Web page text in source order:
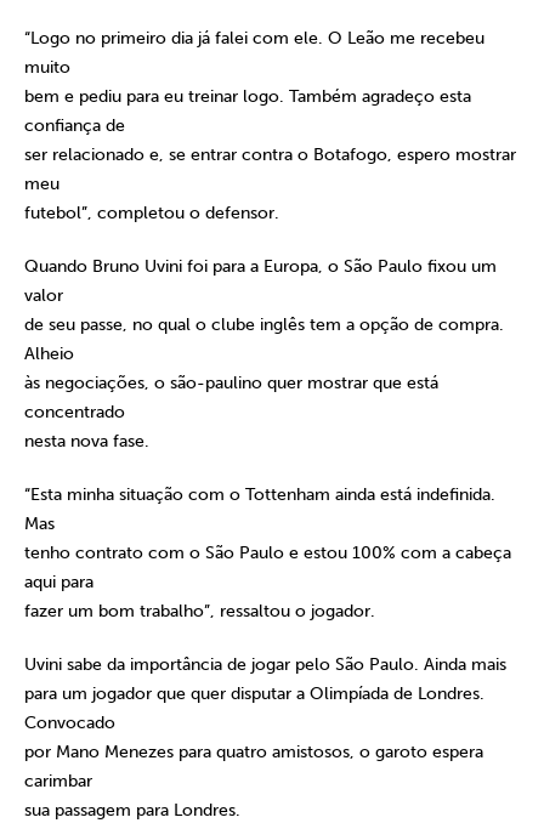
“Logo no primeiro dia já falei com ele. O Leão me recebeu
muito
bem e pediu para eu treinar logo. Também agradeço esta
confiança de
ser relacionado e, se entrar contra o Botafogo, espero mostrar
meu
futebol”, completou o defensor.
Quando Bruno Uvini foi para a Europa, o São Paulo fixou um
valor
de seu passe, no qual o clube inglês tem a opção de compra.
Alheio
às negociações, o são-paulino quer mostrar que está
concentrado
nesta nova fase.
“Esta minha situação com o Tottenham ainda está indefinida.
Mas
tenho contrato com o São Paulo e estou 100% com a cabeça
aqui para
fazer um bom trabalho”, ressaltou o jogador.
Uvini sabe da importância de jogar pelo São Paulo. Ainda mais
para um jogador que quer disputar a Olimpíada de Londres.
Convocado
por Mano Menezes para quatro amistosos, o garoto espera
carimbar
sua passagem para Londres.